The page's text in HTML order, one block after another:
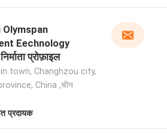
Eechnology
प्रोफ़ाइल
town, Changhzou city,
China ,चीन
प्रदायक